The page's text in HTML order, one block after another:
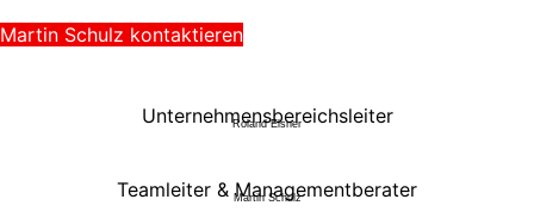
Martin Schulz kontaktieren
Roland Elsner
Unternehmensbereichsleiter
Martin Schulz
Teamleiter & Managementberater